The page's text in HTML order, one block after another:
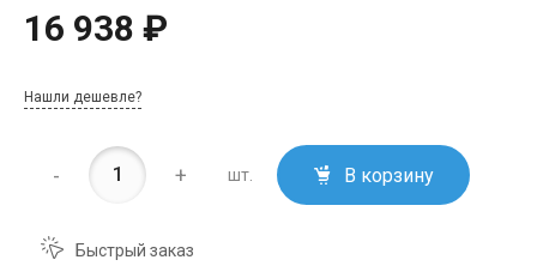
16 938 ₽
Нашли дешевле?
- + шт. В корзину
Быстрый заказ